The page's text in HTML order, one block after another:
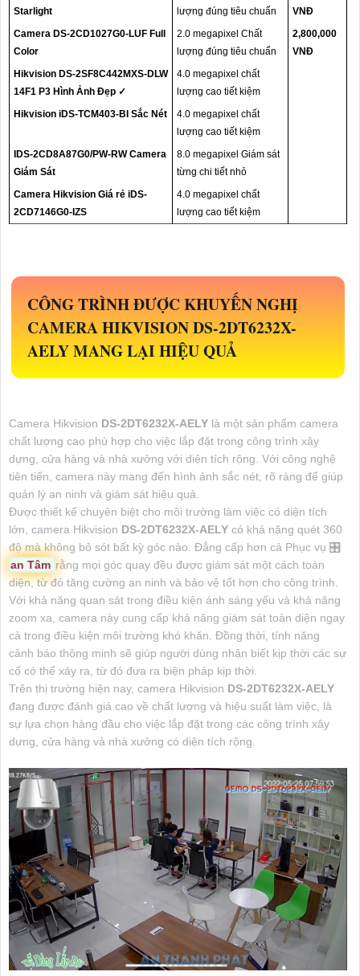
Starlight
lượng đúng tiêu chuẩn
VNĐ
Camera DS-2CD1027G0-LUF Full
Color
2.0 megapixel Chất
lượng đúng tiêu chuẩn
2,800,000
VNĐ
Hikvision DS-2SF8C442MXS-DLW
14F1 P3 Hình Ảnh Đẹp ✓
4.0 megapixel chất
lượng cao tiết kiệm
Hikvision iDS-TCM403-BI Sắc Nét
4.0 megapixel chất
lượng cao tiết kiệm
IDS-2CD8A87G0/PW-RW Camera
Giám Sát
8.0 megapixel Giám sát
từng chi tiết nhỏ
Camera Hikvision Giá rẻ iDS-
2CD7146G0-IZS
4.0 megapixel chất
lượng cao tiết kiệm
CÔNG TRÌNH ĐƯỢC KHUYẾN NGHỊ
CAMERA HIKVISIONDS-2DT6232X-
AELYMANG LẠI HIỆU QUẢ
Camera Hikvision DS-2DT6232X-AELY là một sản phẩm camera
chất lượng cao phù hợp cho việc lắp đặt trong công trình xây
dựng, cửa hàng và nhà xưởng với diện tích rộng. Với công nghệ
tiên tiến, camera này mang đến hình ảnh sắc nét, rõ ràng để giúp
quản lý an ninh và giám sát hiệu quả.
Được thiết kế chuyên biệt cho môi trường làm việc có diện tích
lớn, camera Hikvision DS-2DT6232X-AELY có khả năng quét 360
độ mà không bỏ sót bất kỳ góc nào. Đẳng cấp hơn cả Phục vụ 🎛
an Tâm rằng mọi góc quay đều được giám sát một cách toàn
diện, từ đó tăng cường an ninh và bảo vệ tốt hơn cho công trình.
Với khả năng quan sát trong điều kiện ánh sáng yếu và khả năng
zoom xa, camera này cung cấp khả năng giám sát toàn diện ngay
cả trong điều kiện môi trường khó khăn. Đồng thời, tính năng
cảnh báo thông minh sẽ giúp người dùng nhận biết kịp thời các sự
cố có thể xảy ra, từ đó đưa ra biện pháp kịp thời.
Trên thị trường hiện nay, camera Hikvision DS-2DT6232X-AELY
đang được đánh giá cao về chất lượng và hiệu suất làm việc, là
sự lựa chọn hàng đầu cho việc lắp đặt trong các công trình xây
dựng, cửa hàng và nhà xưởng có diện tích rộng.